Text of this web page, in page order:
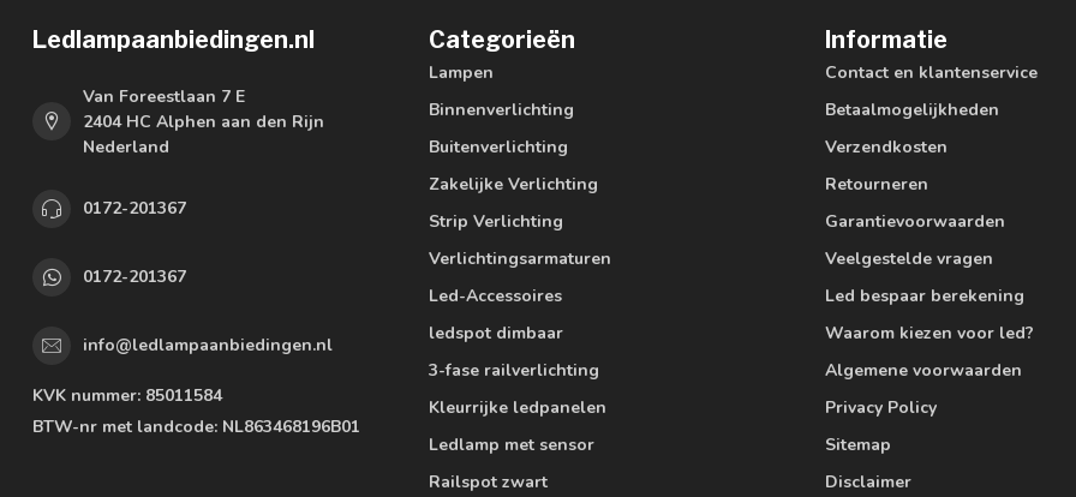
Ledlampaanbiedingen.nl
Van Foreestlaan 7 E
2404 HC Alphen aan den Rijn
Nederland
0172-201367
0172-201367
info@ledlampaanbiedingen.nl
KVK nummer: 85011584
BTW-nr met landcode: NL863468196B01
Categorieën
Lampen
Binnenverlichting
Buitenverlichting
Zakelijke Verlichting
Strip Verlichting
Verlichtingsarmaturen
Led-Accessoires
ledspot dimbaar
3-fase railverlichting
Kleurrijke ledpanelen
Ledlamp met sensor
Railspot zwart
Informatie
Contact en klantenservice
Betaalmogelijkheden
Verzendkosten
Retourneren
Garantievoorwaarden
Veelgestelde vragen
Led bespaar berekening
Waarom kiezen voor led?
Algemene voorwaarden
Privacy Policy
Sitemap
Disclaimer